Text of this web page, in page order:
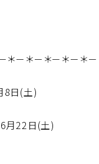
＊－＊－＊－＊－＊－
(土)
日(土)